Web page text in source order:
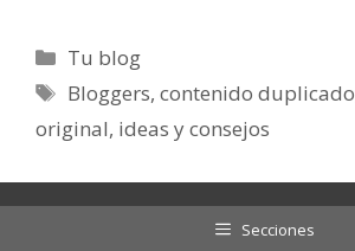
Categorías
Tu blog
Etiquetas
Bloggers,contenido duplicado
original, ideas y consejos
Secciones